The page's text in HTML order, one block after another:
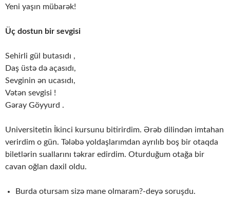
Yeni yaşın mübarək!
Üç dostun bir sevgisi
Sehirli gül butasıdı ,
Daş üstə də açasıdı,
Sevginin ən ucasıdı,
Vətən sevgisi !
Gəray Göyyurd .
Universitetin İkinci kursunu bitirirdim. Ərəb dilindən imtahan
verirdim o gün. Tələbə yoldaşlarımdan ayrılıb boş bir otaqda
biletlərin suallarını təkrar edirdim. Oturduğum otağa bir
cavan oğlan daxil oldu.
Burda otursam sizə mane olmaram?-deyə soruşdu.